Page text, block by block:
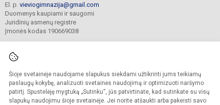
Šioje svetainėje naudojame slapukus siekdami užtikrinti jums teikiamų
paslaugų kokybę, analizuoti svetainės naudojimą ir optimizuoti naršymo
patirtį. Spustelėję mygtuką „Sutinku“, jūs patvirtinate, kad sutinkate su visų
slapukų naudojimu šioje svetainėje. Jei norite atšaukti arba pakeisti savo
El. p. vieviogimnazija@gmail.com
Duomenys kaupiami ir saugomi
Juridinių asmenų registre
Įmonės kodas 190669038
© 2022. Elektrėnų sav. Vievio gimnazija. Visos teisės saugomos.
Kopijuoti turinį be raštiško gimnazijos sutikimo griežtai draudžiama.
Prieinamumo paraiška Slapukų valdymas